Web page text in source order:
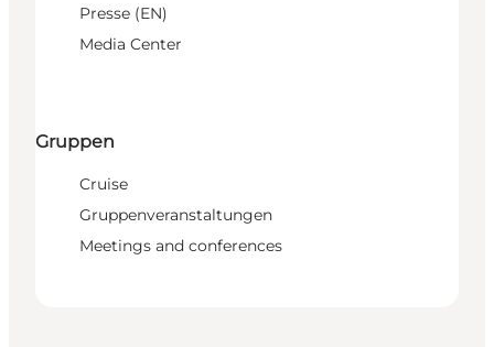
Presse (EN)
Media Center
Gruppen
Cruise
Gruppenveranstaltungen
Meetings and conferences